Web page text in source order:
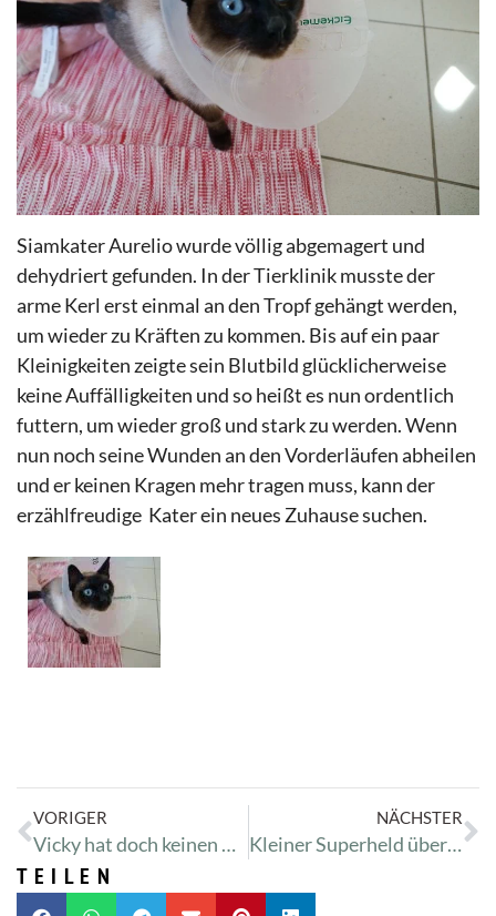
Siamkater Aurelio wurde völlig abgemagert und
dehydriert gefunden. In der Tierklinik musste der
arme Kerl erst einmal an den Tropf gehängt werden,
um wieder zu Kräften zu kommen. Bis auf ein paar
Kleinigkeiten zeigte sein Blutbild glücklicherweise
keine Auffälligkeiten und so heißt es nun ordentlich
futtern, um wieder groß und stark zu werden. Wenn
nun noch seine Wunden an den Vorderläufen abheilen
und er keinen Kragen mehr tragen muss, kann der
erzählfreudige Kater ein neues Zuhause suchen.
VORIGER
Vicky hat doch keinen Beinbruch
NÄCHSTER
Kleiner Superheld überrascht das Tierheim!
TEILEN